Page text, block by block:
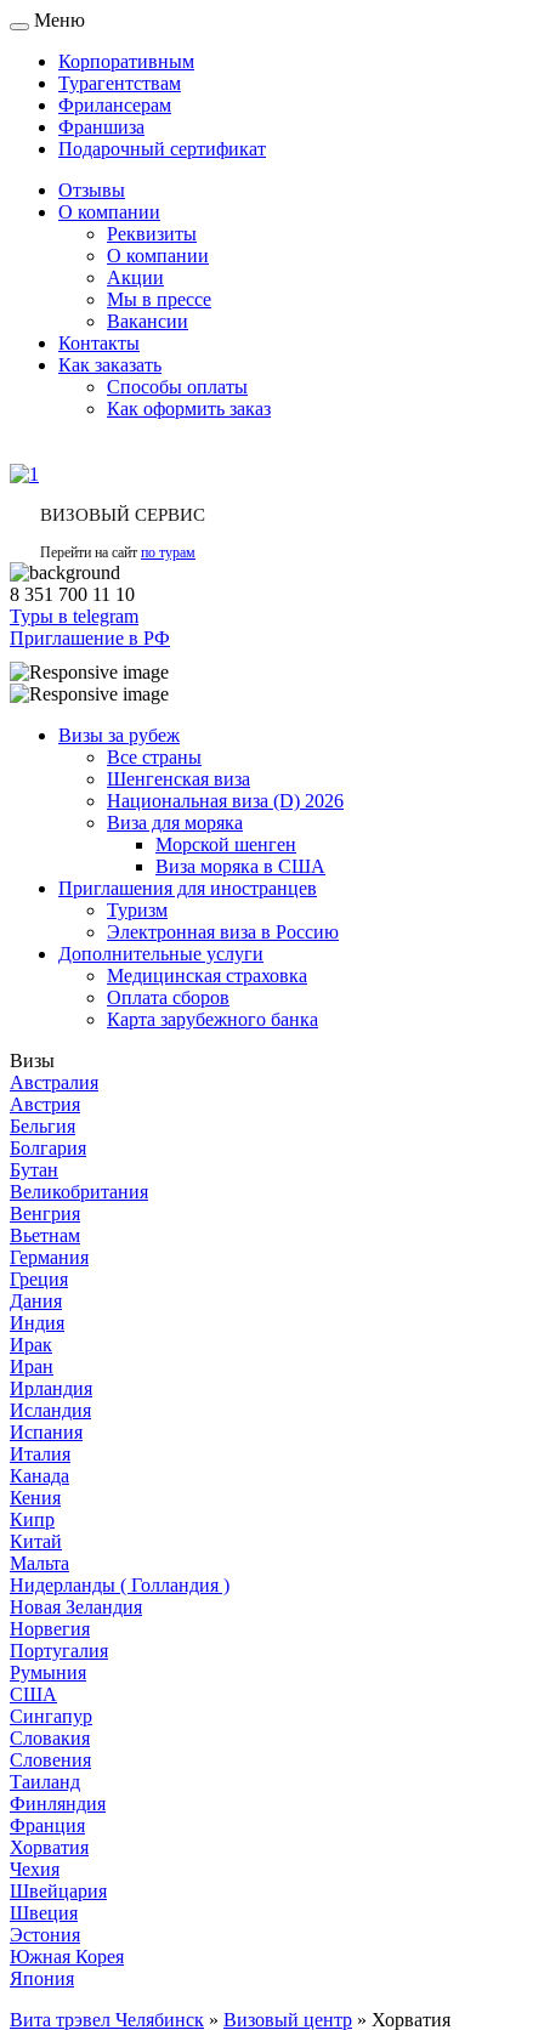
Toggle
navigation
Меню
Корпоративным
Турагентствам
Фрилансерам
Франшиза
Подарочный сертификат
Отзывы
О компании
Реквизиты
О компании
Акции
Мы в прессе
Вакансии
Контакты
Как заказать
Способы оплаты
Как оформить заказ
ВИЗОВЫЙ СЕРВИС
Перейти на сайт по турам
8 351 700 11 10
Туры в telegram
Приглашение в РФ
Визы за рубеж
Все страны
Шенгенская виза
Национальная виза (D) 2026
Виза для моряка
Морской шенген
Виза моряка в США
Приглашения для иностранцев
Туризм
Электронная виза в Россию
Дополнительные услуги
Медицинская страховка
Оплата сборов
Карта зарубежного банка
Визы
Австралия
Австрия
Бельгия
Болгария
Бутан
Великобритания
Венгрия
Вьетнам
Германия
Греция
Дания
Индия
Ирак
Иран
Ирландия
Исландия
Испания
Италия
Канада
Кения
Кипр
Китай
Мальта
Нидерланды ( Голландия )
Новая Зеландия
Норвегия
Португалия
Румыния
США
Сингапур
Словакия
Словения
Таиланд
Финляндия
Франция
Хорватия
Чехия
Швейцария
Швеция
Эстония
Южная Корея
Япония
Вита трэвел Челябинск » Визовый центр » Хорватия